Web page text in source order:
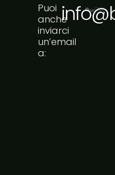
Puoi
anche
inviarci
un’email
a: